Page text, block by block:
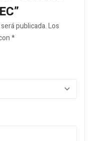
publicada.Los
*